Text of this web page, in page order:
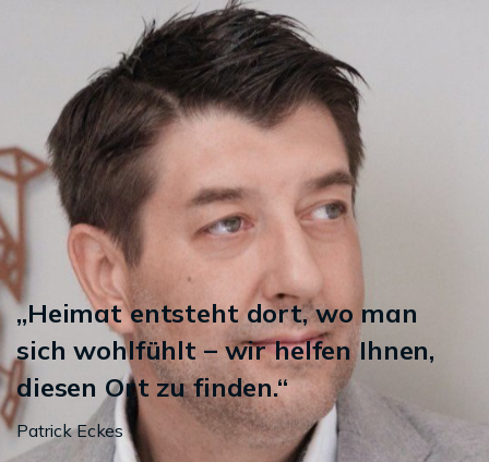
„Heimat entsteht dort, wo man
sich wohlfühlt – wir helfen Ihnen,
diesen Ort zu finden.“
Patrick Eckes